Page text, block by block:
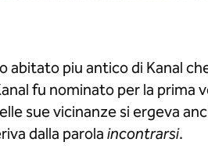
abitato piu antico di Kanal
fu nominato per la prima
sue vicinanze si ergeva
dalla parolaincontrarsi.